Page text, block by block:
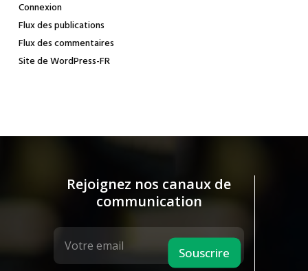
Connexion
Flux des publications
Flux des commentaires
Site de WordPress-FR
Rejoignez nos canaux de
communication
Souscrire